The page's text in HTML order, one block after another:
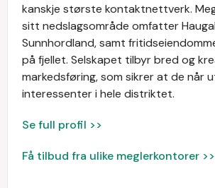
kanskje største kontaktnettverk.
sitt nedslagsområde omfatter
Sunnhordland, samt
på fjellet. Selskapet tilbyr bred og
markedsføring, som sikrer at de når
interessenter i hele distriktet.
Se full profil >>
Få tilbud fra ulike meglerkontorer >>